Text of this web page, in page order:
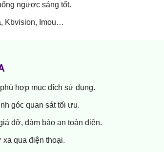
ngược sáng tốt.
Kbvision, Imou…
hợp mục đích sử dụng.
góc quan sát tối ưu.
đỡ, đảm bảo an toàn điện.
xa qua điện thoại.